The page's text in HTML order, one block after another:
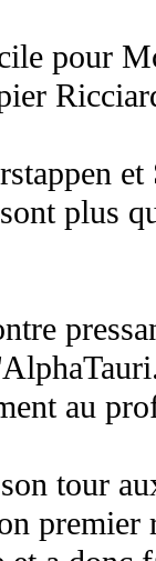
pour
plus
au
tour
premier